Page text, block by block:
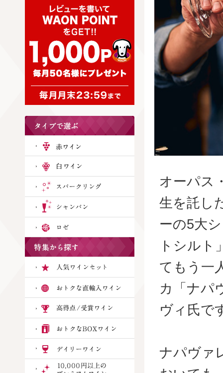
オーパス
生を託し
ーの5大
トシルト
てもう一
カ「ナパ
ヴィ氏で
ナパヴァ